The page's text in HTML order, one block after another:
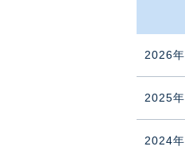
2026年
2025年
2024年